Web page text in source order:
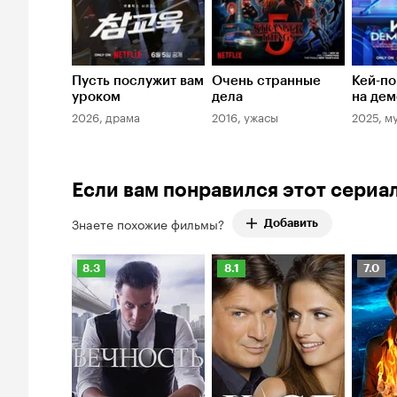
Пусть послужит вам
уроком
2026, драма
Очень странные
дела
2016, ужасы
Кей-
на
2025,
Если вам понравился этот
Знаете похожие фильмы? Добавить
Рейтинг
Кинопоиска
8.3
8.3
Рейтинг
Кинопоиска
8.1
8.1
7.0
7.0